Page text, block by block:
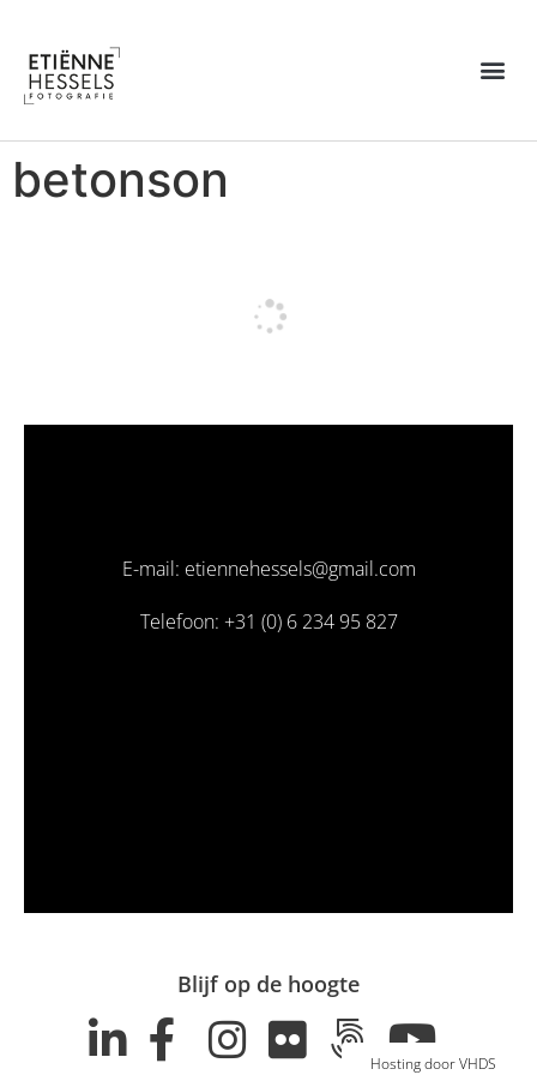
betonson
E-mail: etiennehessels@gmail.com
Telefoon: +31 (0) 6 234 95 827
Blijf op de hoogte
Hosting door VHDS